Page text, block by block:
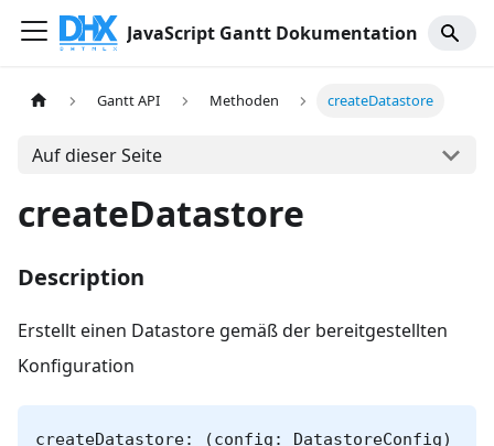
JavaScript Gantt Dokumentation
Gantt API Methoden createDatastore
Auf dieser Seite
createDatastore
Description
Erstellt einen Datastore gemäß der bereitgestellten
Konfiguration
createDatastore: (config: DatastoreConfig)